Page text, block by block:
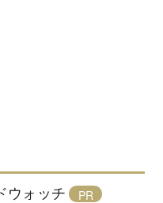
ウォッチ